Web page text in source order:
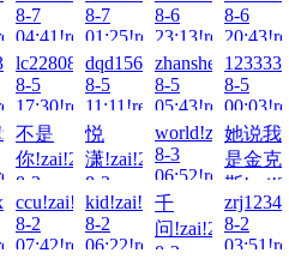
8-7
04:41!read!
8-7
01:25!read!
8-6
23:13!read!
8-6
lc2280832!zai!2026-
8-5
17:30!read!
8-5
11:11!read!
8-5
05:43!read!
8-5
不是
你!zai!2026-
8-3
14:36!read!
悦
潇!zai!2026-
8-3
14:26!read!
world!zai!2026-
8-3
06:52!read!
她说我
是金克
斯
8-3
ccu!zai!2026-
8-2
07:42!read!
kid!zai!2026-
8-2
06:22!read!
千
问!zai!2026-
8-2
8-2